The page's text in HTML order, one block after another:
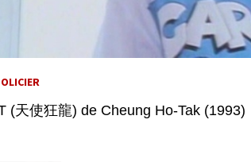
(天使狂龍) de Cheung Ho-Tak (1993)